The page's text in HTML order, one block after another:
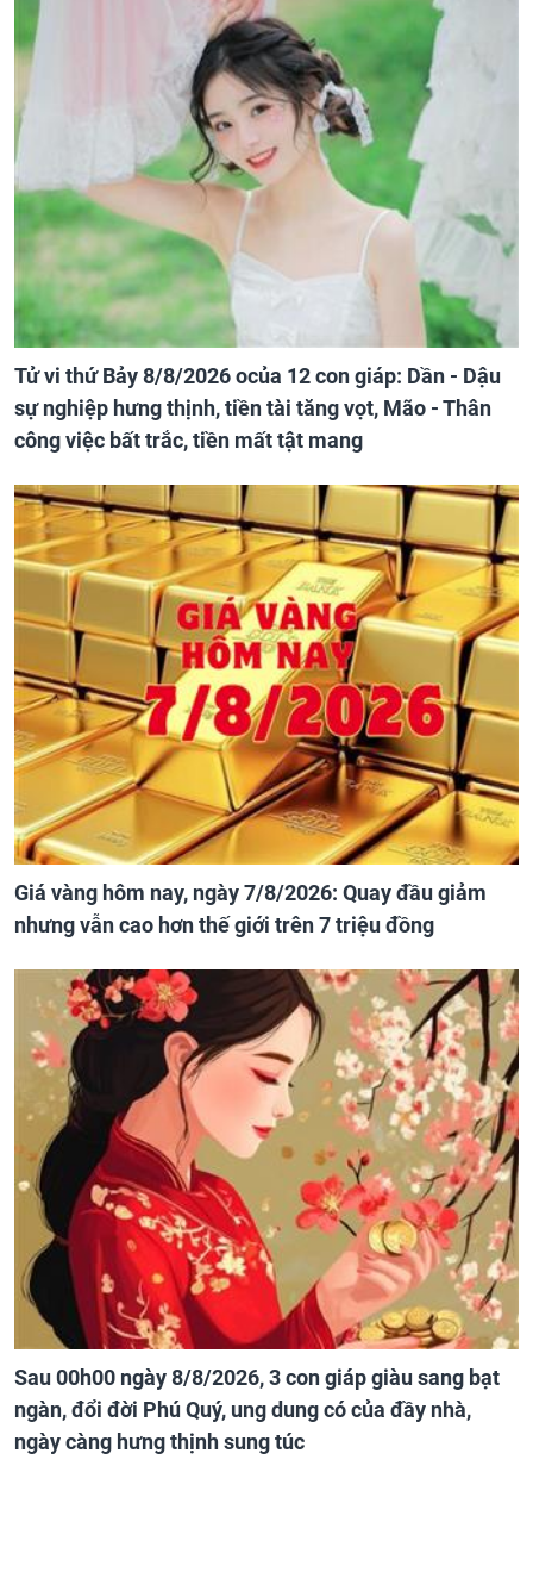
Tử vi thứ Bảy 8/8/2026 ocủa 12 con giáp: Dần - Dậu
sự nghiệp hưng thịnh, tiền tài tăng vọt, Mão - Thân
công việc bất trắc, tiền mất tật mang
Giá vàng hôm nay, ngày 7/8/2026: Quay đầu giảm
nhưng vẫn cao hơn thế giới trên 7 triệu đồng
Sau 00h00 ngày 8/8/2026, 3 con giáp giàu sang bạt
ngàn, đổi đời Phú Quý, ung dung có của đầy nhà,
ngày càng hưng thịnh sung túc